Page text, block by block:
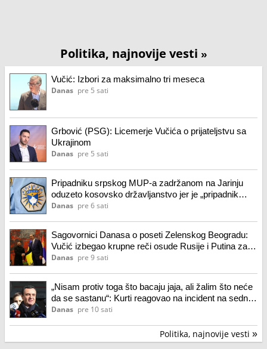
Politika, najnovije vesti »
Vučić: Izbori za maksimalno tri meseca
Danas pre 5 sati
Grbović (PSG): Licemerje Vučića o prijateljstvu sa
Ukrajinom
Danas pre 5 sati
Pripadniku srpskog MUP-a zadržanom na Jarinju
oduzeto kosovsko državljanstvo jer je „pripadnik
policijskih snaga druge države“
Danas pre 6 sati
Sagovornici Danasa o poseti Zelenskog Beogradu:
Vučić izbegao krupne reči osude Rusije i Putina za
rat i zločine u Ukrajini
Danas pre 9 sati
„Nisam protiv toga što bacaju jaja, ali žalim što neće
da se sastanu“: Kurti reagovao na incident na sednici
parlamenta
Danas pre 10 sati
Politika, najnovije vesti »